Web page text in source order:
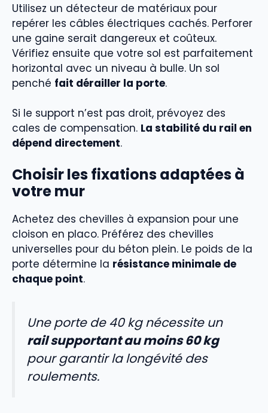
Utilisez un détecteur de matériaux pour
repérer les câbles électriques cachés. Perforer
une gaine serait dangereux et coûteux.
Vérifiez ensuite que votre sol est parfaitement
horizontal avec un niveau à bulle. Un sol
penché fait dérailler la porte.
Si le support n’est pas droit, prévoyez des
cales de compensation. La stabilité du rail en
dépend directement.
Choisir les fixations adaptées à
votre mur
Achetez des chevilles à expansion pour une
cloison en placo. Préférez des chevilles
universelles pour du béton plein. Le poids de la
porte détermine la résistance minimale de
chaque point.
Une porte de 40 kg nécessite un
rail supportant au moins 60 kg
pour garantir la longévité des
roulements.